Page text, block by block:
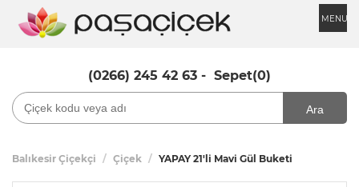
MENU
(0266) 245 42 63 - Sepet(0)
Ara
Balıkesir Çiçekçi Çiçek YAPAY 21'li Mavi Gül Buketi